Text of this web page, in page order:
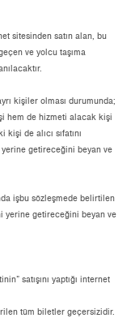
sitesinden satın alan, bu
ve yolcu taşıma
kişiler olması durumunda;
hem de hizmeti alacak kişi
de alıcı sıfatını
getireceğini beyan ve
işbu sözleşmede belirtilen
yerine getireceğini beyan ve
satışını yaptığı internet
tüm biletler geçersizidir.